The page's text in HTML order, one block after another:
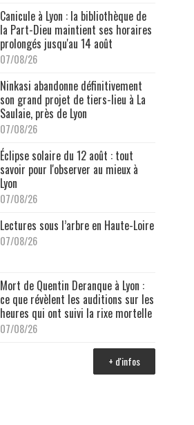
Canicule à Lyon : la bibliothèque de
la Part-Dieu maintient ses horaires
prolongés jusqu'au 14 août
07/08/26
Ninkasi abandonne définitivement
son grand projet de tiers-lieu à La
Saulaie, près de Lyon
07/08/26
Éclipse solaire du 12 août : tout
savoir pour l'observer au mieux à
Lyon
07/08/26
Lectures sous l’arbre en Haute-Loire
07/08/26
Mort de Quentin Deranque à Lyon :
ce que révèlent les auditions sur les
heures qui ont suivi la rixe mortelle
07/08/26
+ d'infos